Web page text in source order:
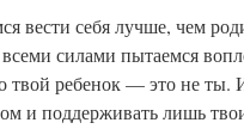
вести себя лучше, чем
силами пытаемся
твой ребенок — это не ты.
и поддерживать лишь